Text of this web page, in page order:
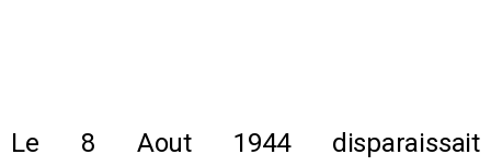
Le 8 Aout 1944 disparaissait